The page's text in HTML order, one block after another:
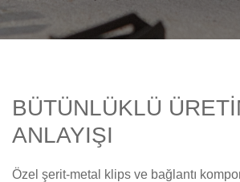
BÜTÜNLÜKLÜ
ANLAYIŞI
Özel şerit-metal klips ve bağlantı